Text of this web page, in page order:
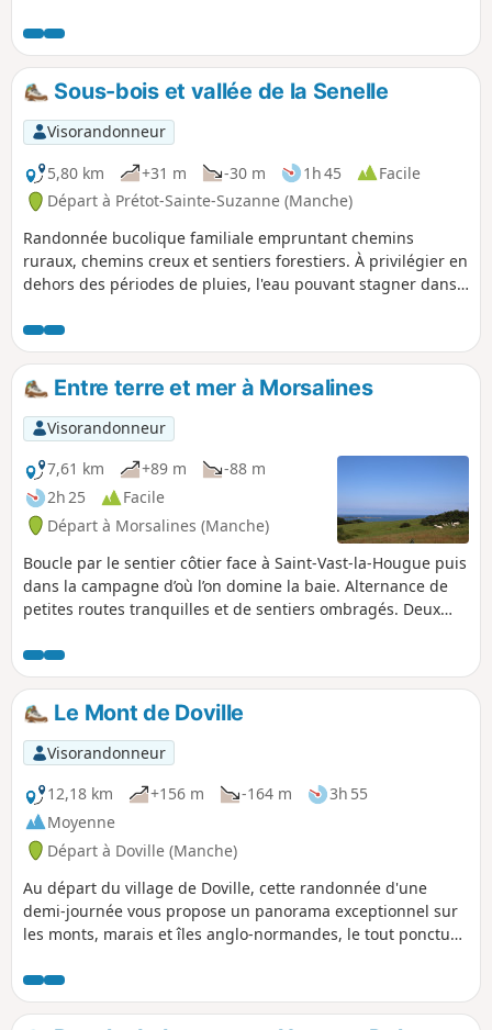
Sous-bois et vallée de la Senelle
Visorandonneur
5,80 km
+31 m -30 m 1h 45
Facile
Départ à Prétot-Sainte-Suzanne (Manche)
Randonnée bucolique familiale empruntant chemins
ruraux, chemins creux et sentiers forestiers. À privilégier en
dehors des périodes de pluies, l'eau pouvant stagner dans
Entre terre et mer à Morsalines
Visorandonneur
7,61 km
+89 m
-88 m
2h 25
Facile
Départ à Morsalines (Manche)
Boucle par le sentier côtier face à Saint-Vast-la-Hougue puis
dans la campagne d’où l’on domine la baie. Alternance de
petites routes tranquilles et de sentiers ombragés. Deux
nous font remonter aux périodes où la baie était le lieu de
conflits navals.
Le Mont de Doville
Visorandonneur
12,18 km
+156 m -164 m
3h 55
Moyenne
Départ à Doville (Manche)
Au départ du village de Doville, cette randonnée d'une
demi-journée vous propose un panorama exceptionnel sur
les monts, marais et îles anglo-normandes, le tout ponctué
plateau de landes rases peuplées d'ajoncs.